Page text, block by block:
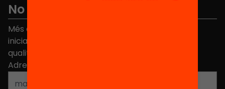
No et perdis res
Més de 40.000 persones ja han triat Equitat. Rep
iniciatives, propostes i projectes per millorar la
qualitat de l'educació a Catalunya.
Adreça electrònica